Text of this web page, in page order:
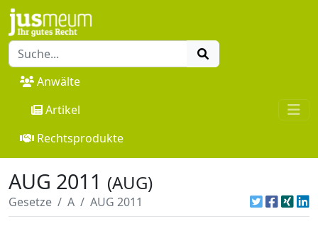
Anwälte
Artikel
Rechtsprodukte
AUG 2011 (AUG)
Gesetze A AUG 2011